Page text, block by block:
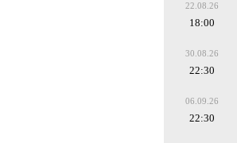
22.08.26
18:00
30.08.26
22:30
06.09.26
22:30